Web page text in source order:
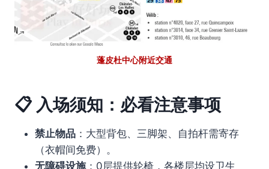
蓬皮杜中心附近交通
📋 入场须知：必看注意事项
禁止物品 ：大型背包、三脚架、自拍杆需寄存
（衣帽间免费）。
无障碍设施：0层提供轮椅，各楼层均设卫生